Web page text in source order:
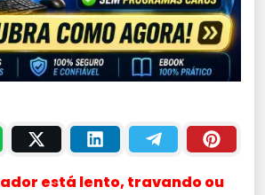
está lento, travando ou